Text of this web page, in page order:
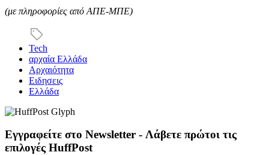
(με πληροφορίες από ΑΠΕ-ΜΠΕ)
Tech
αρχαία Ελλάδα
Αρχαιότητα
Ειδησεις
Ελλάδα
Εγγραφείτε στο Newsletter - Λάβετε πρώτοι τις
επιλογές HuffPost